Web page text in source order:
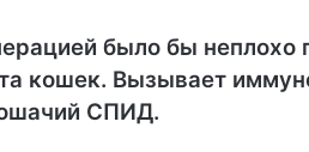
было бы неплохо
кошек. Вызывает
СПИД.